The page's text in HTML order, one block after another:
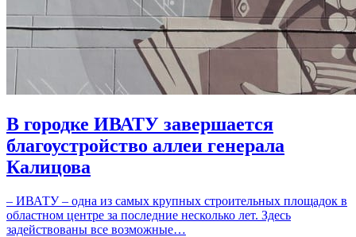
В городке ИВАТУ завершается
благоустройство аллеи генерала
Калицова
– ИВАТУ – одна из самых крупных строительных площадок в
областном центре за последние несколько лет. Здесь
задействованы все возможные…